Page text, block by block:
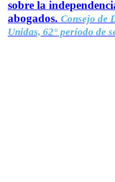
sobre la
abogados. Consejo de
Unidas, 62° período de